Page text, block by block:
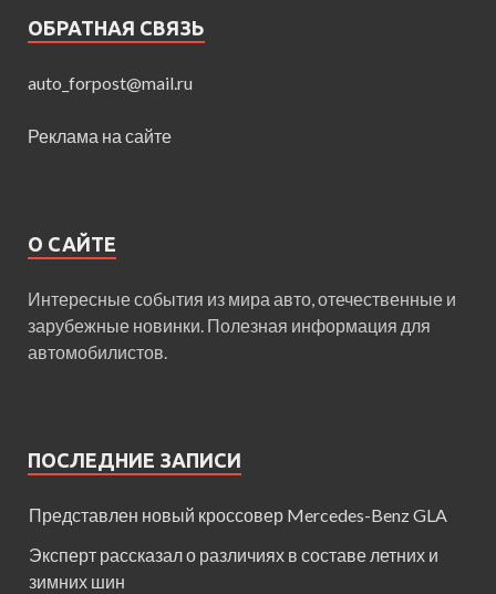
ОБРАТНАЯ СВЯЗЬ
auto_forpost@mail.ru
Реклама на сайте
О САЙТЕ
Интересные события из мира авто, отечественные и
зарубежные новинки. Полезная информация для
автомобилистов.
ПОСЛЕДНИЕ ЗАПИСИ
Представлен новый кроссовер Mercedes-Benz GLA
Эксперт рассказал о различиях в составе летних и
зимних шин